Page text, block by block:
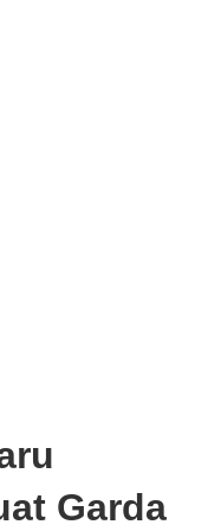
Garda